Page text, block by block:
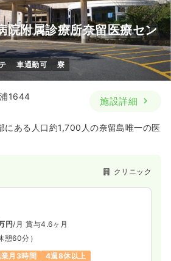
院附属診療所奈留医療セン
車通勤可 寮
1644 施設詳細
にある人口約1,700人の奈留島唯一の医
クリニック
円/月 賞与4.6ヶ月
憩60分）
月3時間
4週8休以上